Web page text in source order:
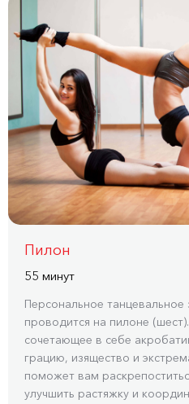
Пилон
55 минут
Персональное танцевальное
проводится на пилоне
сочетающее в себе
грацию, изящество и
поможет вам
улучшить растяжку и